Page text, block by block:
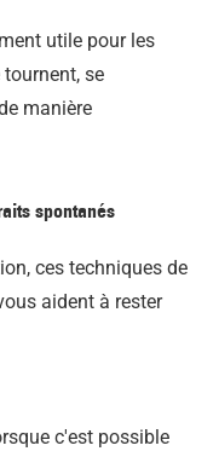
utile pour les
se
manière
spontanés
ces techniques de
aident à rester
c'est possible